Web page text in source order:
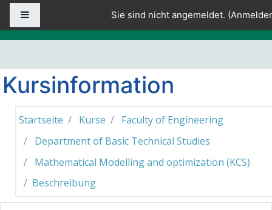
Zum Hauptinhalt
Sie sind nicht angemeldet. (
Kursinformation
Startseite Kurse
Faculty of Engineering
Department of Basic Technical Studies
Mathematical Modelling and optimization (KCS)
Beschreibung